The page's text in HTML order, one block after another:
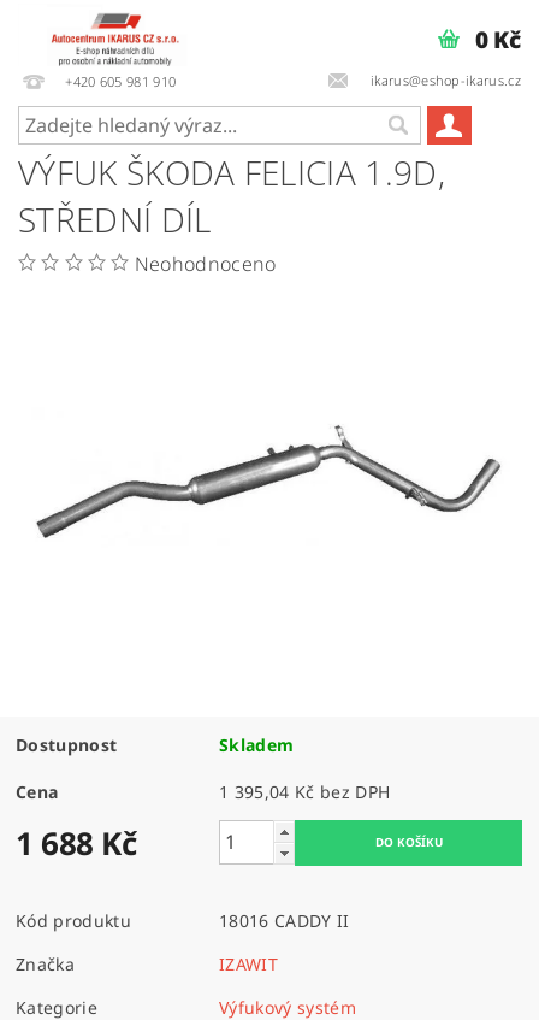
+420 605 981 910 ikarus@eshop-ikarus.cz
0 Kč
VÝFUK ŠKODA FELICIA 1.9D,
STŘEDNÍ DÍL
Neohodnoceno
Dostupnost Skladem
Cena 1 395,04 Kč bez DPH
1 688 Kč
Kód produktu
18016 CADDY II
Značka
IZAWIT
Kategorie
Výfukový systém